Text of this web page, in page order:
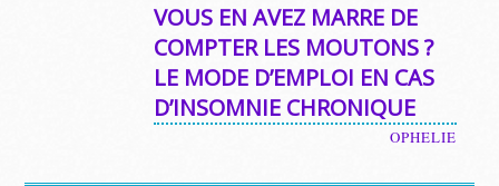
VOUS EN AVEZ MARRE DE
COMPTER LES MOUTONS ?
LE MODE D’EMPLOI EN CAS
D’INSOMNIE CHRONIQUE
OPHELIE